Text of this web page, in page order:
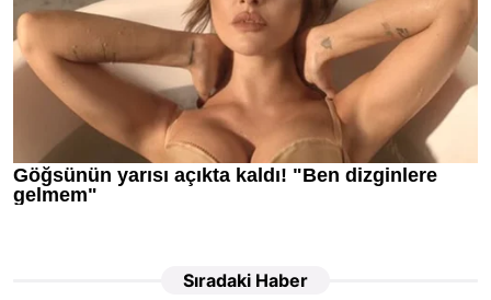
Sıradaki Haber